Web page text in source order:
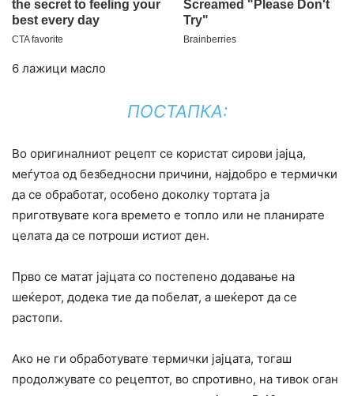
6 лажици масло
ПОСТАПКА:
Во оригиналниот рецепт се користат сирови јајца,
меѓутоа од безбедносни причини, најдобро е термички
да се обработат, особено доколку тортата ја
приготвувате кога времето е топло или не планирате
целата да се потроши истиот ден.
Прво се матат јајцата со постепено додавање на
шеќерот, додека тие да побелат, а шеќерот да се
растопи.
Ако не ги обработувате термички јајцата, тогаш
продолжувате со рецептот, во спротивно, на тивок оган